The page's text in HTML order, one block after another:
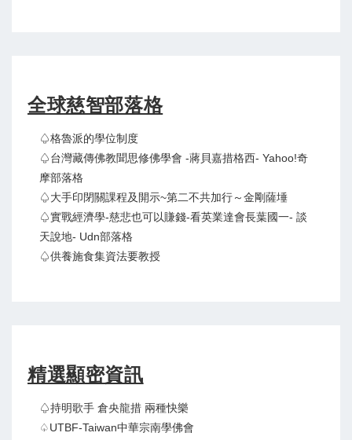
全球慈智部落格
♤格魯派的學位制度
♤台灣藏傳佛教聞思修佛學會 -蔣貝嘉措格西- Yahoo!奇
摩部落格
♤大手印閉關課程及開示~第二不共加行～金剛薩埵
♤實戰經濟學-慈悲也可以賺錢-看英業達會長葉國一- 談
天說地- Udn部落格
♤供養施食集資法要教授
精選顯密資訊
♤持明歌手 倉央龍措 兩種快樂
♤UTBF-Taiwan中華宗南學佛會